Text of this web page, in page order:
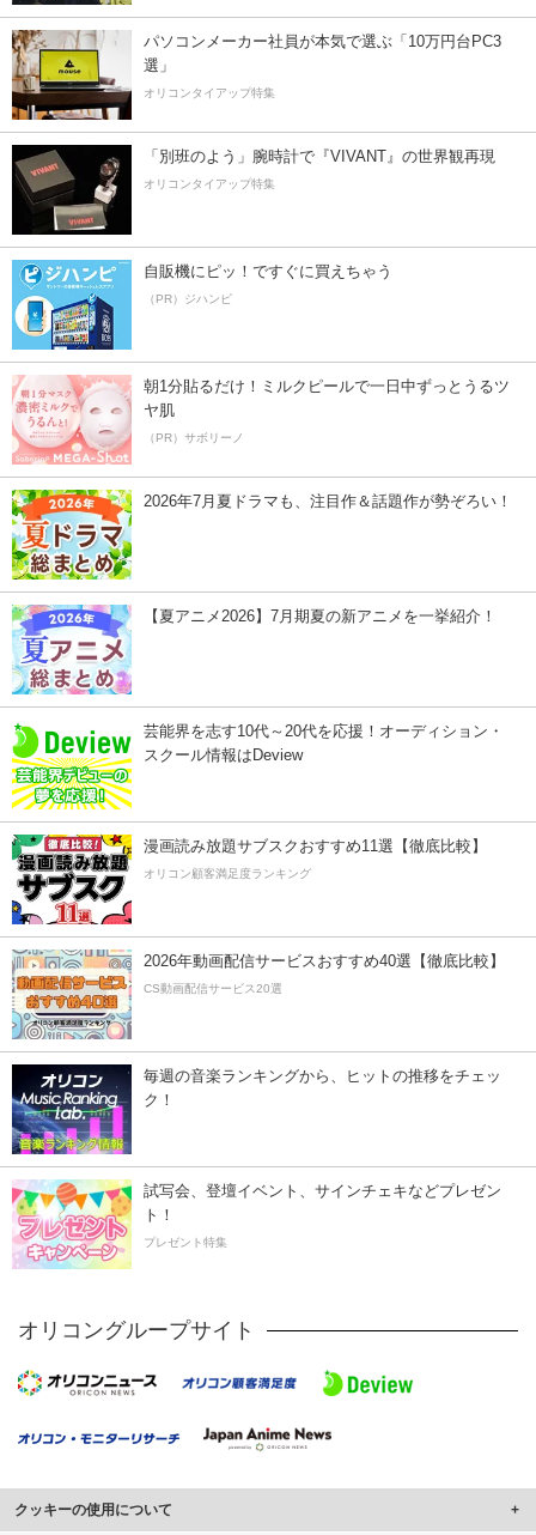
パソコンメーカー社員が本気で選ぶ「10万円台PC3
選」
オリコンタイアップ特集
「別班のよう」腕時計で『VIVANT』の世界観再現
オリコンタイアップ特集
自販機にピッ！ですぐに買えちゃう
（PR）ジハンピ
朝1分貼るだけ！ミルクピールで一日中ずっとうるツ
ヤ肌
（PR）サボリーノ
2026年7月夏ドラマも、注目作＆話題作が勢ぞろい！
【夏アニメ2026】7月期夏の新アニメを一挙紹介！
芸能界を志す10代～20代を応援！オーディション・
スクール情報はDeview
漫画読み放題サブスクおすすめ11選【徹底比較】
オリコン顧客満足度ランキング
2026年動画配信サービスおすすめ40選【徹底比較】
CS動画配信サービス20選
毎週の音楽ランキングから、ヒットの推移をチェッ
ク！
試写会、登壇イベント、サインチェキなどプレゼン
ト！
プレゼント特集
オリコングループサイト
クッキーの使用について